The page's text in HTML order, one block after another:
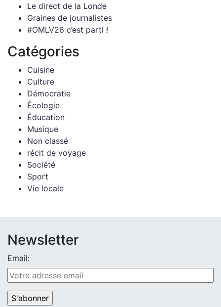
Le direct de la Londe
Graines de journalistes
#OMLV26 c’est parti !
Catégories
Cuisine
Culture
Démocratie
Écologie
Éducation
Musique
Non classé
récit de voyage
Société
Sport
Vie locale
Newsletter
Email: